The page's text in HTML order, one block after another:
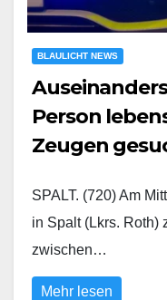
BLAULICHT NEWS
Person
Zeugen
SPALT. (720) Am
in Spalt (Lkrs. Roth)
zwischen…
Mehr lesen